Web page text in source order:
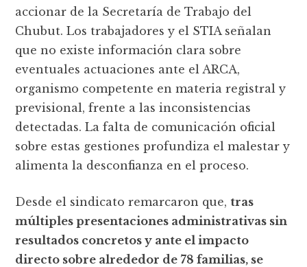
accionar de la Secretaría de Trabajo del
Chubut. Los trabajadores y el STIA señalan
que no existe información clara sobre
eventuales actuaciones ante el ARCA,
organismo competente en materia registral y
previsional, frente a las inconsistencias
detectadas. La falta de comunicación oficial
sobre estas gestiones profundiza el malestar y
alimenta la desconfianza en el proceso.
Desde el sindicato remarcaron que,tras
múltiples presentaciones administrativas sin
resultados concretos y ante el impacto
directo sobre alrededor de 78 familias, se